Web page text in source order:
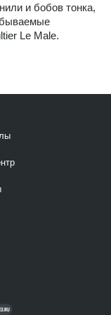
и бобов тонка,
Le Male.